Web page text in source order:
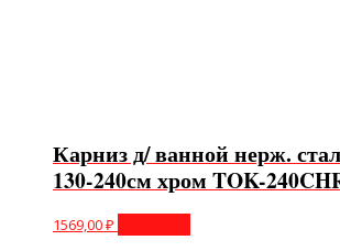
Карниз д/ ванной нерж.
130-240см хром TOK-
1569,00₽